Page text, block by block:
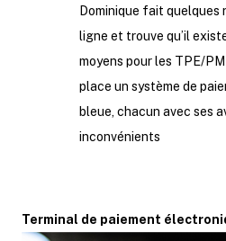
Dominique fait quelques
ligne et trouve qu’il
moyens pour les TPE/
place un système de
bleue, chacun avec ses
inconvénients
Terminal de paiement